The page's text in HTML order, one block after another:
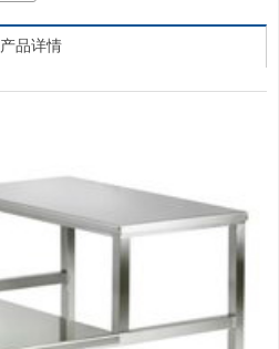
产品详情